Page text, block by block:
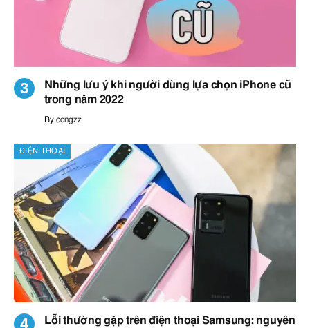
Những lưu ý khi người dùng lựa chọn iPhone cũ
trong năm 2022
By congzz
ĐIỆN THOẠI
Lỗi thường gặp trên điện thoại Samsung: nguyên